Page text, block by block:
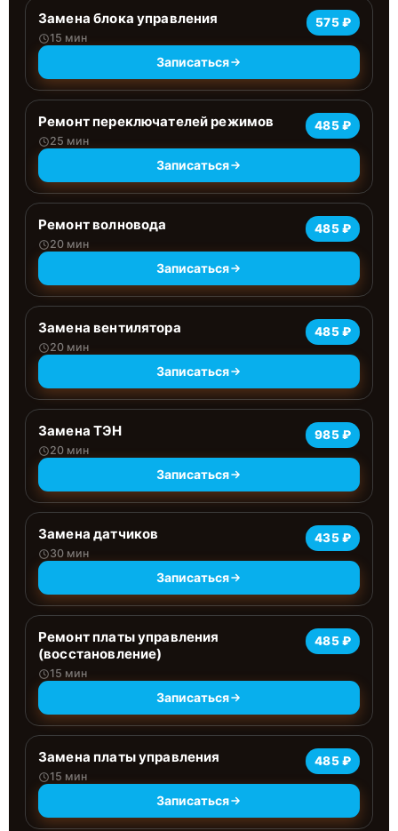
Замена блока управления
15 мин
575 ₽
Записаться
Ремонт переключателей режимов
25 мин
485 ₽
Записаться
Ремонт волновода
20 мин
485 ₽
Записаться
Замена вентилятора
20 мин
485 ₽
Записаться
Замена ТЭН
20 мин
985 ₽
Записаться
Замена датчиков
30 мин
435 ₽
Записаться
Ремонт платы управления
(восстановление)
15 мин
485 ₽
Записаться
Замена платы управления
15 мин
485 ₽
Записаться